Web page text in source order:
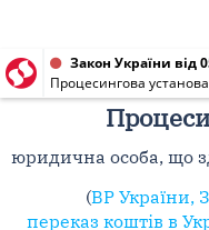
Процесингова установа